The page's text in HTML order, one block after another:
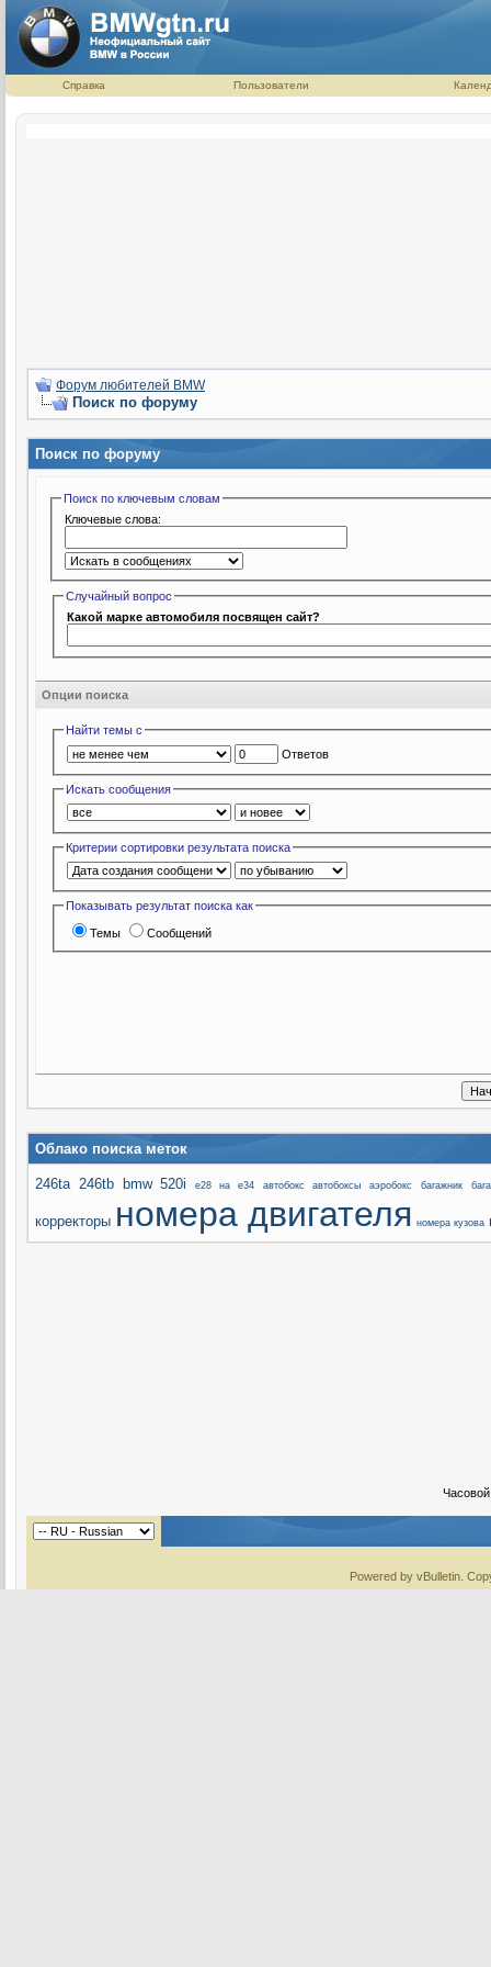
Справка Пользователи
Форум любителей BMW
Поиск по форуму
Поиск по форуму
Поиск по ключевым словам
Ключевые слова:
Случайный вопрос
Какой марке автомобиля посвящен сайт?
Опции поиска
Найти темы с
Ответов
Искать сообщения
Критерии сортировки результата поиска
Показывать результат поиска как
Темы Сообщений
Облако поиска меток
246ta 246tb bmw 520i e28 на e34 автобокс автобоксы аэробокс багажник
корректоры номера двигателя номера кузова
Powered by vBulletin.